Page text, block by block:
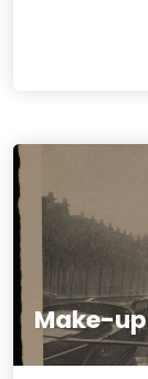
Make-